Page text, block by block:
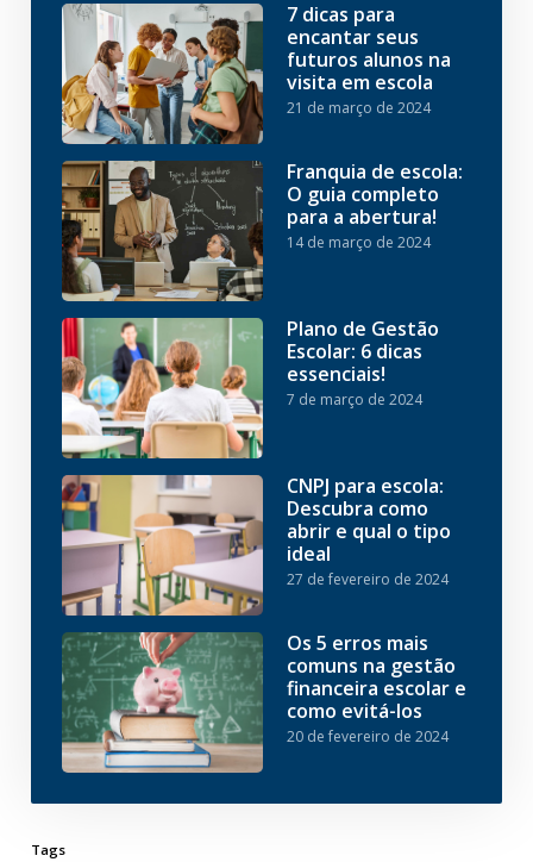
7 dicas para
encantar seus
futuros alunos na
visita em escola
21 de março de 2024
Franquia de escola:
O guia completo
para a abertura!
14 de março de 2024
Plano de Gestão
Escolar: 6 dicas
essenciais!
7 de março de 2024
CNPJ para escola:
Descubra como
abrir e qual o tipo
ideal
27 de fevereiro de 2024
Os 5 erros mais
comuns na gestão
financeira escolar e
como evitá-los
20 de fevereiro de 2024
Tags